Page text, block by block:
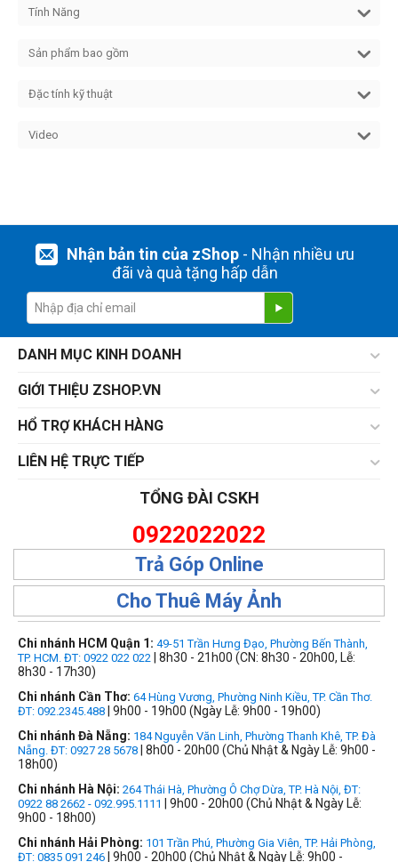
Tính Năng
Sản phẩm bao gồm
Đặc tính kỹ thuật
Video
Nhận bản tin của zShop- Nhận nhiều ưu
đãi và quà tặng hấp dẫn
DANH MỤC KINH DOANH
GIỚI THIỆU ZSHOP.VN
HỔ TRỢ KHÁCH HÀNG
LIÊN HỆ TRỰC TIẾP
TỔNG ĐÀI CSKH
0922022022
Trả Góp Online
Cho Thuê Máy Ảnh
Chi nhánh HCM Quận 1: 49-51 Trần Hưng Đạo, Phường Bến Thành,
TP. HCM. ĐT: 0922 022 022 | 8h30 - 21h00 (CN: 8h30 - 20h00, Lễ:
8h30 - 17h30)
Chi nhánh Cần Thơ: 64 Hùng Vương, Phường Ninh Kiều, TP. Cần Thơ.
ĐT: 092.2345.488 | 9h00 - 19h00 (Ngày Lễ: 9h00 - 19h00)
Chi nhánh Đà Nẵng: 184 Nguyễn Văn Linh, Phường Thanh Khê, TP. Đà
Nẵng. ĐT: 0927 28 5678 | 8h00 - 20h00 (Chủ Nhật & Ngày Lễ: 9h00 -
18h00)
Chi nhánh Hà Nội: 264 Thái Hà, Phường Ô Chợ Dừa, TP. Hà Nội, ĐT:
0922 88 2662 - 092.995.1111
| 9h00 - 20h00 (Chủ Nhật & Ngày Lễ:
9h00 - 18h00)
Chi nhánh Hải Phòng: 101 Trần Phú, Phường Gia Viên, TP. Hải Phòng,
ĐT: 0835 091 246 | 9h00 - 20h00 (Chủ Nhật & Ngày Lễ: 9h00 -